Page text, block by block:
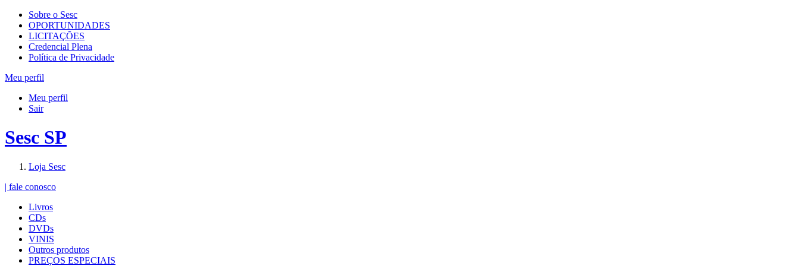
Sobre o Sesc
OPORTUNIDADES
LICITAÇÕES
Credencial Plena
Política de Privacidade
Meu perfil
Meu perfil
Sair
Sesc SP
Loja Sesc
| fale conosco
Livros
CDs
DVDs
VINIS
Outros produtos
PREÇOS ESPECIAIS